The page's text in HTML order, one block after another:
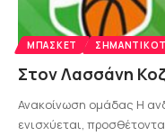
ΜΠΆΣΚΕΤ
Στον Λασσάνη
Ανακοίνωση ομάδας Η
ενισχύεται,